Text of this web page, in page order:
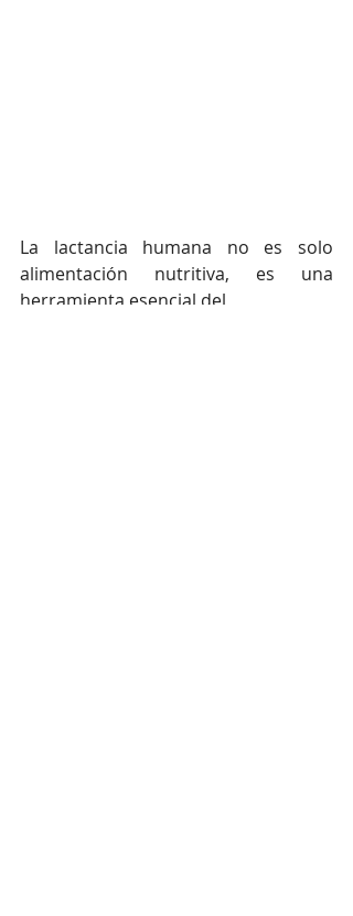
La lactancia humana no es solo
alimentación nutritiva, es una
herramienta esencial del